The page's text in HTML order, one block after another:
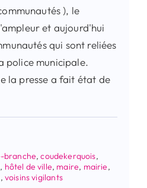
), le
et aujourd'hui
qui sont reliées
police municipale.
la presse a fait état de
branche,coudekerquois,
, hôtel de ville, maire, mairie,
, voisins vigilants